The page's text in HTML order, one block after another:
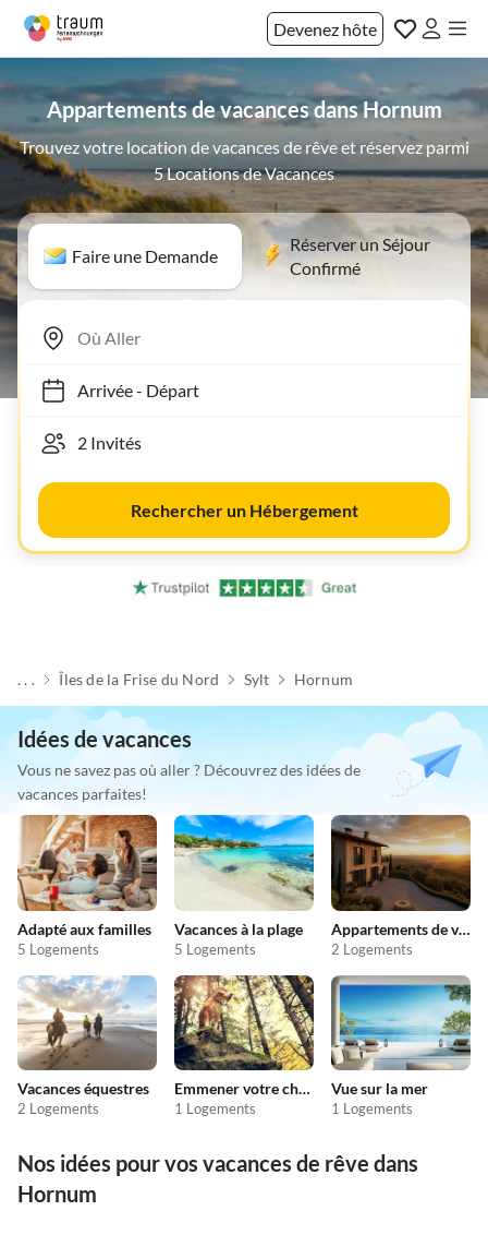
Devenez hôte
Appartements de vacances dans Hornum
Trouvez votre location de vacances de rêve et réservez parmi
5 Locations de Vacances
Faire une Demande
Réserver un Séjour
Confirmé
Arrivée- Départ
Rechercher un Hébergement
. . . Îles de la Frise du Nord Sylt Hornum
Idées de vacances
Vous ne savez pas où aller ? Découvrez des idées de
vacances parfaites!
Adapté aux familles
5 Logements
Vacances à la plage
5 Logements
Appartements de vacances pas chers
2 Logements
Vacances équestres
2 Logements
Emmener votre chien en vacances
1 Logements
Vue sur la mer
1 Logements
Nos idées pour vos vacances de rêve dans
Hornum